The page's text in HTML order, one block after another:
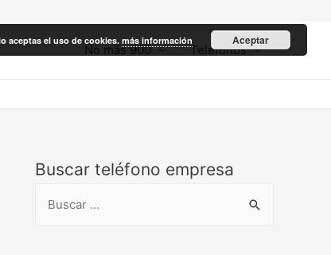
No más 900 Teléfonos
Buscar teléfono empresa
aceptas el uso de cookies. más información Aceptar